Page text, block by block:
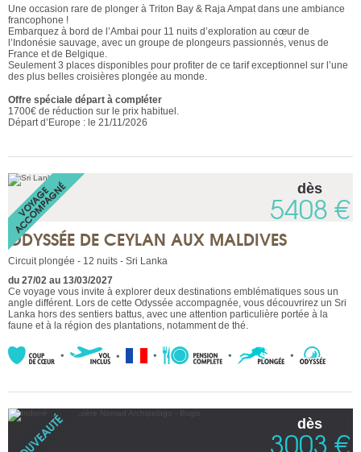
Une occasion rare de plonger à Triton Bay & Raja Ampat dans une ambiance
francophone !
Embarquez à bord de l’Ambai pour 11 nuits d’exploration au cœur de
l’Indonésie sauvage, avec un groupe de plongeurs passionnés, venus de
France et de Belgique.
Seulement 3 places disponibles pour profiter de ce tarif exceptionnel sur l’une
des plus belles croisières plongée au monde.
Offre spéciale départ à compléter
1700€ de réduction sur le prix habituel.
Départ d’Europe : le 21/11/2026
dès
5408 €
ODYSSÉE DE CEYLAN AUX MALDIVES
Circuit plongée - 12 nuits - Sri Lanka
du 27/02 au 13/03/2027
Ce voyage vous invite à explorer deux destinations emblématiques sous un
angle différent. Lors de cette Odyssée accompagnée, vous découvrirez un Sri
Lanka hors des sentiers battus, avec une attention particulière portée à la
faune et à la région des plantations, notamment de thé.
dès
3003 €